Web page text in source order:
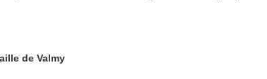
de Valmy